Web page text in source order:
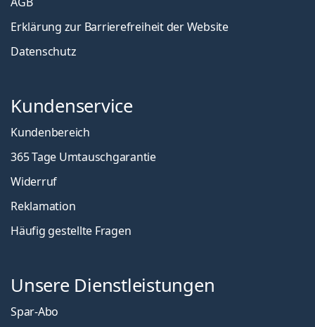
Erklärung zur Barrierefreiheit der Website
Datenschutz
Kundenservice
Kundenbereich
365 Tage Umtauschgarantie
Widerruf
Reklamation
Häufig gestellte Fragen
Unsere Dienstleistungen
Spar-Abo